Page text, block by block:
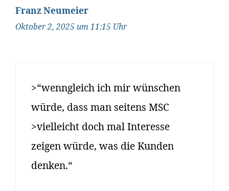
Franz Neumeier
Oktober 2, 2025 um 11:15 Uhr
>“wenngleich ich mir wünschen
würde, dass man seitens MSC
>vielleicht doch mal Interesse
zeigen würde, was die Kunden
denken.“